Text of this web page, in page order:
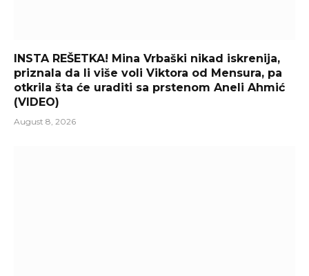
INSTA REŠETKA! Mina Vrbaški nikad iskrenija,
priznala da li više voli Viktora od Mensura, pa
otkrila šta će uraditi sa prstenom Aneli Ahmić
(VIDEO)
August 8, 2026